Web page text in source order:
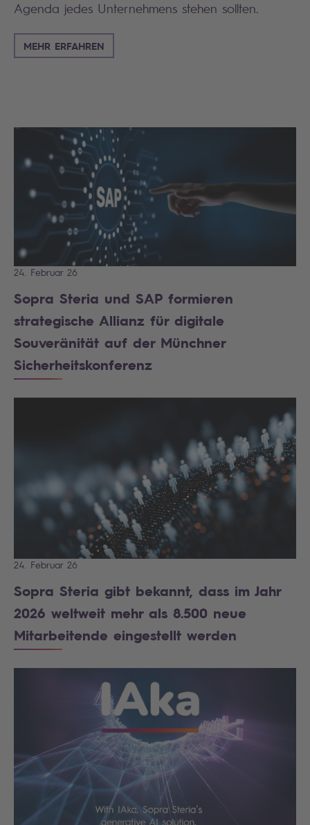
Agenda jedes Unternehmens stehen sollten.
MEHR ERFAHREN
24. Februar 26
Sopra Steria und SAP formieren
strategische Allianz für digitale
Souveränität auf der Münchner
Sicherheitskonferenz
24. Februar 26
Sopra Steria gibt bekannt, dass im Jahr
2026 weltweit mehr als 8.500 neue
Mitarbeitende eingestellt werden